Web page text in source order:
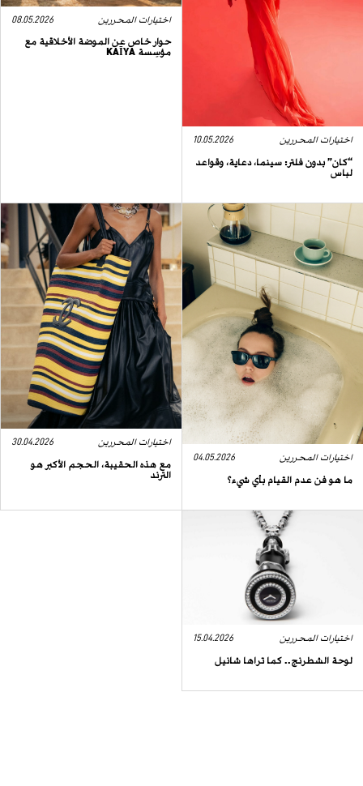
اختيارات المحررين 10.05.2026
“كان” بدون فلتر: سينما، دعاية، وقواعد
لباس
اختيارات المحررين 08.05.2026
حوار خاص عن الموضة الأخلاقية مع
مؤسِسة KAĪYA
اختيارات المحررين 04.05.2026
ما هو فن عدم القيام بأي شيء؟
اختيارات المحررين 30.04.2026
مع هذه الحقيبة، الحجم الأكبر هو
الترند
اختيارات المحررين 15.04.2026
لوحة الشطرنج.. كما تراها شانيل